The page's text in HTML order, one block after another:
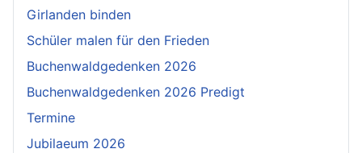
Girlanden binden
Schüler malen für den Frieden
Buchenwaldgedenken 2026
Buchenwaldgedenken 2026 Predigt
Termine
Jubilaeum 2026